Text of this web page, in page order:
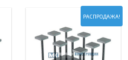
РАСПРОДАЖА!